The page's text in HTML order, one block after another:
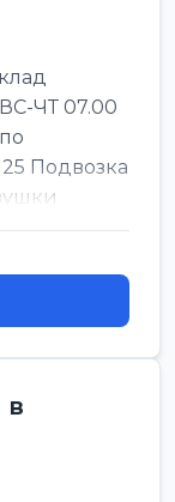
ЧТ 07.00
Подвозка
в